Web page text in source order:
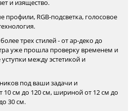
и изящество.
профили, RGB-подсветка, голосовое
трех стилей - от ар-деко до
уже прошла проверку временем и
между эстетикой и
под ваши задачи и
10 см до 120 см, шириной от 12 см до
30 см.